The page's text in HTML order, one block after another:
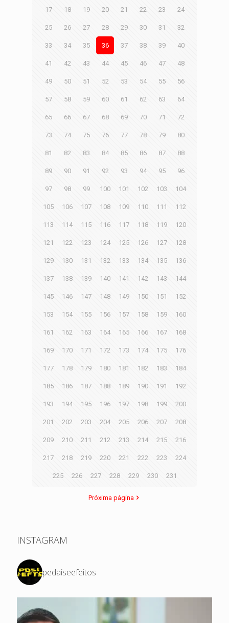
17 18 19 20 21 22 23 24
25 26 27 28 29 30 31 32
33 34 35 36 37 38 39 40
41 42 43 44 45 46 47 48
49 50 51 52 53 54 55 56
57 58 59 60 61 62 63 64
65 66 67 68 69 70 71 72
73 74 75 76 77 78 79 80
81 82 83 84 85 86 87 88
89 90 91 92 93 94 95 96
97 98 99 100 101 102 103 104
105 106 107 108 109 110 111 112
113 114 115 116 117 118 119 120
121 122 123 124 125 126 127 128
129 130 131 132 133 134 135 136
137 138 139 140 141 142 143 144
145 146 147 148 149 150 151 152
153 154 155 156 157 158 159 160
161 162 163 164 165 166 167 168
169 170 171 172 173 174 175 176
177 178 179 180 181 182 183 184
185 186 187 188 189 190 191 192
193 194 195 196 197 198 199 200
201 202 203 204 205 206 207 208
209 210 211 212 213 214 215 216
217 218 219 220 221 222 223 224
225 226 227 228 229 230 231
Próxima página
INSTAGRAM
pedaiseefeitos